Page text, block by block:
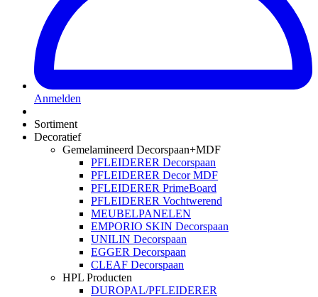
Anmelden
Sortiment
Decoratief
Gemelamineerd Decorspaan+MDF
PFLEIDERER Decorspaan
PFLEIDERER Decor MDF
PFLEIDERER PrimeBoard
PFLEIDERER Vochtwerend
MEUBELPANELEN
EMPORIO SKIN Decorspaan
UNILIN Decorspaan
EGGER Decorspaan
CLEAF Decorspaan
HPL Producten
DUROPAL/PFLEIDERER